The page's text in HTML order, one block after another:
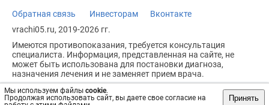
Мы используем файлы cookie.
Продолжая использовать сайт, вы даете свое согласие на
Принять
Обратная связь Инвесторам
Вконтакте
vrachi05.ru, 2019-2026 гг.
Имеются противопоказания, требуется консультация
специалиста. Информация, представленная на сайте, не
может быть использована для постановки диагноза,
назначения лечения и не заменяет прием врача.
Возрастное ограничение: 18+